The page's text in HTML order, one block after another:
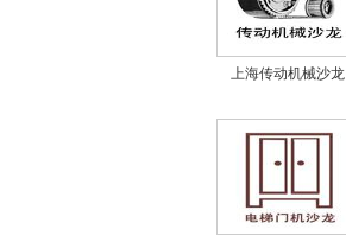
上海传动机械沙龙